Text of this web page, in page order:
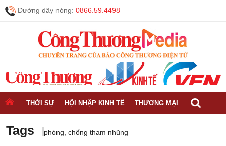
Đường dây nóng: 0866.59.4498
THỜI SỰ HỘI NHẬP KINH TẾ THƯƠNG MẠI CÔNG
Tags phòng, chống tham nhũng